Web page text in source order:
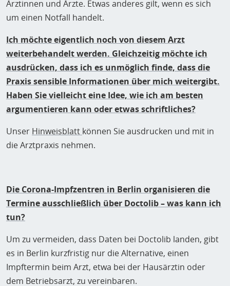
Ärztinnen und Ärzte. Etwas anderes gilt, wenn es sich
um einen Notfall handelt.
Ich möchte eigentlich noch von diesem Arzt
weiterbehandelt werden. Gleichzeitig möchte ich
ausdrücken, dass ich es unmöglich finde, dass die
Praxis sensible Informationen über mich weitergibt.
Haben Sie vielleicht eine Idee, wie ich am besten
argumentieren kann oder etwas schriftliches?
Unser Hinweisblatt können Sie ausdrucken und mit in
die Arztpraxis nehmen.
Die Corona-Impfzentren in Berlin organisieren die
Termine ausschließlich über Doctolib – was kann ich
tun?
Um zu vermeiden, dass Daten bei Doctolib landen, gibt
es in Berlin kurzfristig nur die Alternative, einen
Impftermin beim Arzt, etwa bei der Hausärztin oder
dem Betriebsarzt, zu vereinbaren.